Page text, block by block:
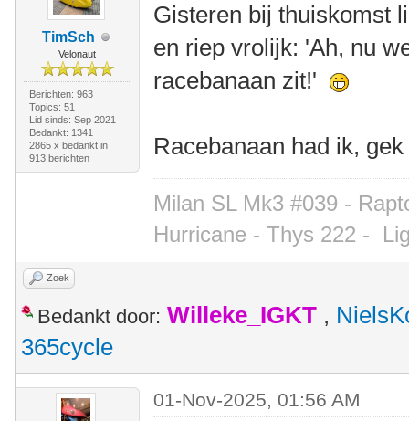
TimSch
Velonaut
Berichten: 963
Topics: 51
Lid sinds: Sep 2021
Bedankt: 1341
2865 x bedankt in
913 berichten
Gisteren bij thuiskomst
en riep vrolijk: 'Ah, nu
racebanaan zit!'
Racebanaan had ik,
Milan SL Mk3 #039 -
Hurricane - Thys 222 -
Zoek
Bedankt door: Willeke_IGKT ,
365cycle
01-Nov-2025, 01:56 AM